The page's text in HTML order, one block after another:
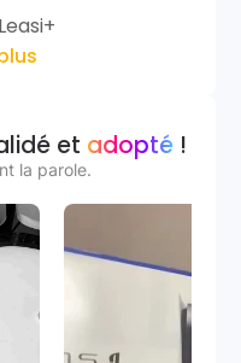
et adopté !
la parole.